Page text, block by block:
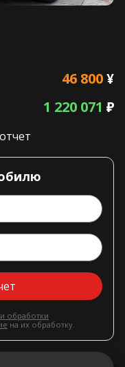
46 800¥
1 220 071 ₽
обработки
на их обработку.